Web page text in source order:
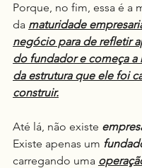
Porque, no fim, essa é a
da maturidade
negócio para de refletir
do fundador e começa a
da estrutura que ele foi
construir.
Até lá, não existe
Existe apenas um
carregando uma